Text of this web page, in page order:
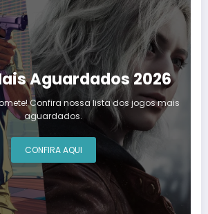
Aguardados 2026
Confira nossa lista dos jogos mais
aguardados.
CONFIRA AQUI